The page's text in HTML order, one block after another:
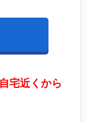
宅近くから